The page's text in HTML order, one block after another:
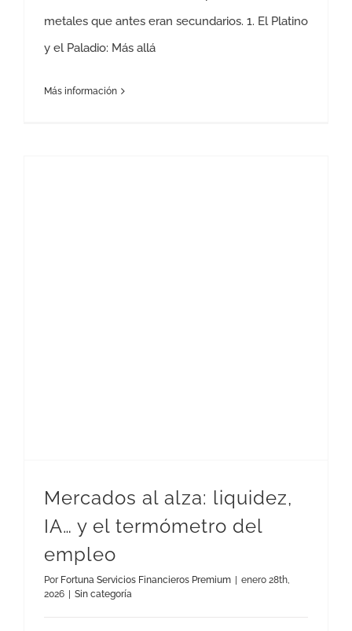
metales que antes eran secundarios. 1. El Platino
y el Paladio: Más allá
Más información
Mercados al alza: liquidez,
IA… y el termómetro del
empleo
Por Fortuna Servicios Financieros Premium
enero 28th,
2026
Sin categoría